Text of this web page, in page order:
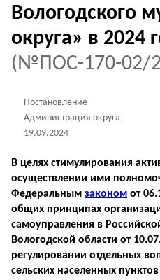
Вологодского
округа» в 2024
(№ПОС-170-02/
Постановление
Администрация округа
19.09.2024
В целях стимулирования
осуществлении ими
Федеральным законом от
общих принципах
самоуправления в
Вологодской области от
регулировании отдельных
сельских населенных